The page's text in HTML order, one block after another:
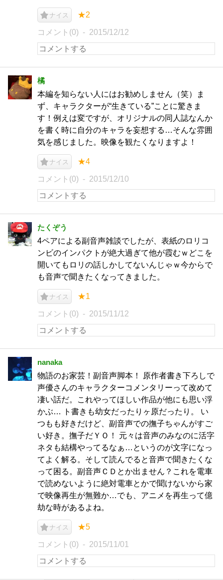
ナイス ★2
コメント(0) 2015/12/12
橘
本編を知らない人にはお勧めしません（笑）ま
ず、キャラクターが“生きている”ことに驚きま
す！例えは変ですが、オリジナルの同人誌なんか
を書く時に自分のキャラを妄想する…そんな雰囲
気を感じました。映像を観たくなりますよ！
ナイス ★4
コメント(0) 2015/12/10
たくぞう
4ペアによる副音声雑談でしたが、表紙のロリコ
ンビのインパクトが絶大過ぎて他が霞むｗどこを
開いてもロリの話しかしてないんじゃｗ今からで
も音声で聞きたくなってきました。
ナイス ★1
コメント(0) 2015/11/12
nanaka
物語のお家芸！副音声脚本！ 原作者書き下ろしで
声優さんのキャラクターコメンタリーって改めて
凄い話だ。これやってほしい作品が他にも思い浮
かぶ… ト書きも幼女だったりヶ原だったり。 い
つもも好きだけど、副音声での撫子ちゃんがすご
い好き。撫子だＹＯ！ 元々は音声のみなのに活字
ネタも結構やってるなぁ…というのが文字になっ
てよく解る。そして読んでると音声で聞きたくな
って困る。副音声ＣＤとか出ません？これを電車
で読めないように絶対電車とかで聞けないから家
で映像再生が無難か…でも、アニメを再生って億
劫な時があるよね。
ナイス ★5
コメント(0) 2015/11/01